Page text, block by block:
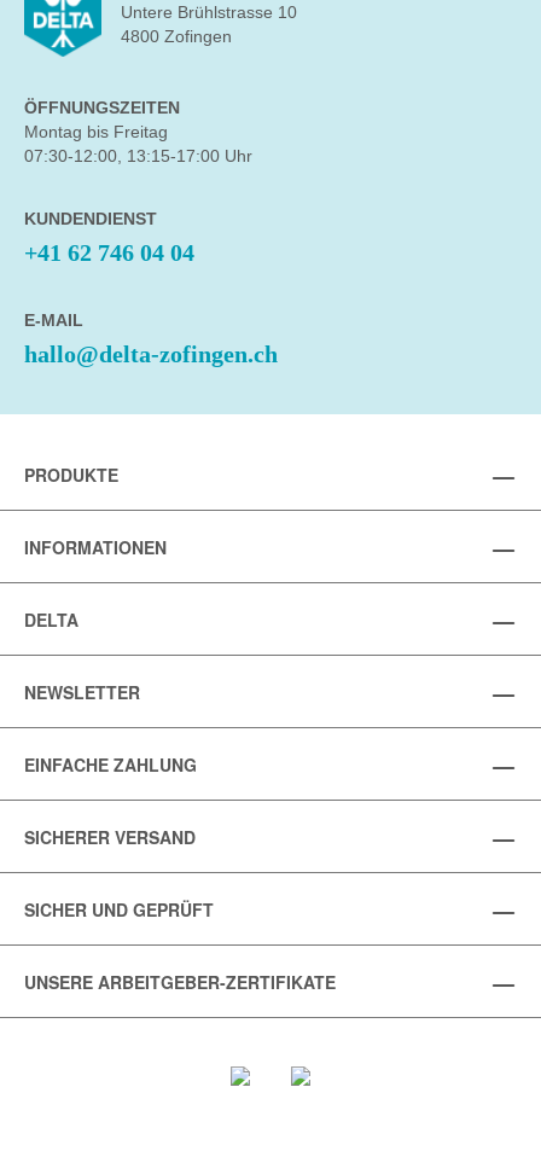
Untere Brühlstrasse 10
4800 Zofingen
ÖFFNUNGSZEITEN
Montag bis Freitag
07:30-12:00, 13:15-17:00 Uhr
KUNDENDIENST
+41 62 746 04 04
E-MAIL
hallo@delta-zofingen.ch
PRODUKTE
INFORMATIONEN
DELTA
NEWSLETTER
EINFACHE ZAHLUNG
SICHERER VERSAND
SICHER UND GEPRÜFT
UNSERE ARBEITGEBER-ZERTIFIKATE